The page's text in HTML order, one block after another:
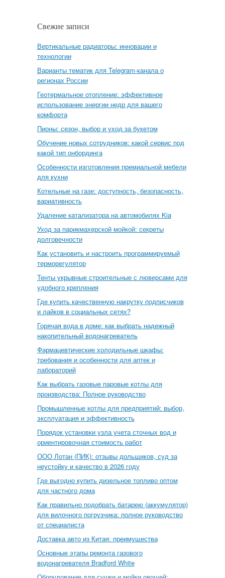
Свежие записи
Вертикальные радиаторы: инновации и
технологии
Варианты тематик для Telegram-канала о
регионах России
Геотермальное отопление: эффективное
использование энергии недр для вашего
комфорта
Пионы: сезон, выбор и уход за букетом
Обучение новых сотрудников: какой сервис под
какой тип онбординга
Особенности изготовления премиальной мебели
для кухни
Котельные на газе: доступность, безопасность,
вариативность
Удаление катализатора на автомобилях Kia
Уход за парикмахерской мойкой: секреты
долговечности
Как установить и настроить программируемый
терморегулятор
Тенты укрывные строительные с люверсами для
удобного крепления
Где купить качественную накрутку подписчиков
и лайков в социальных сетях?
Горячая вода в доме: как выбрать надежный
накопительный водонагреватель
Фармацевтические холодильные шкафы:
требования и особенности для аптек и
лабораторий
Как выбрать газовые паровые котлы для
производства: Полное руководство
Промышленные котлы для предприятий: выбор,
эксплуатация и эффективность
Порядок установки узла учета сточных вод и
ориентировочная стоимость работ
ООО Лотан (ПИК): отзывы дольщиков, суд за
неустойку и качество в 2026 году
Где выгодно купить дизельное топливо оптом
для частного дома
Как правильно подобрать батарею (аккумулятор)
для вилочного погрузчика: полное руководство
от специалиста
Доставка авто из Китая: преимущества
Основные этапы ремонта газового
водонагревателя Bradford White